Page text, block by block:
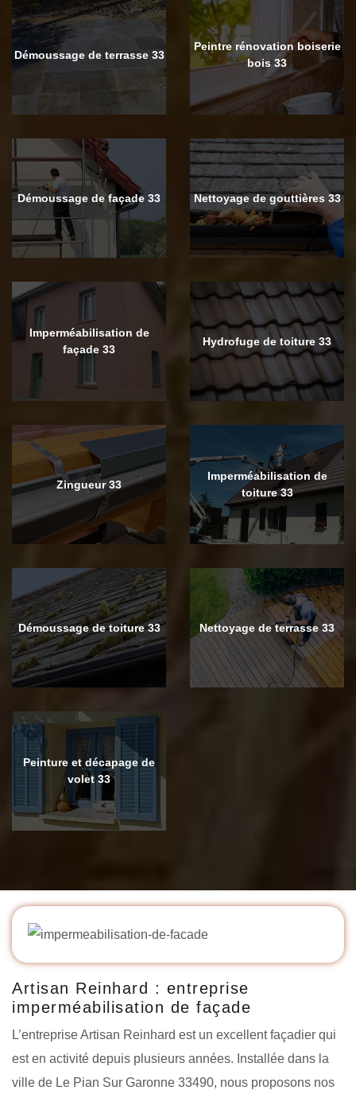
Démoussage de terrasse 33
Peintre rénovation boiserie
bois 33
Démoussage de façade 33 Nettoyage de gouttières 33
Imperméabilisation de
façade 33
Hydrofuge de toiture 33
Zingueur 33
Imperméabilisation de
toiture 33
Démoussage de toiture 33 Nettoyage de terrasse 33
Peinture et décapage de
volet 33
Artisan Reinhard : entreprise
imperméabilisation de façade
L’entreprise Artisan Reinhard est un excellent façadier qui
est en activité depuis plusieurs années. Installée dans la
ville de Le Pian Sur Garonne 33490, nous proposons nos